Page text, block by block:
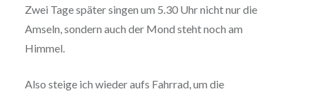
Zwei Tage später singen um 5.30 Uhr nicht nur die
Amseln, sondern auch der Mond steht noch am
Himmel.
Also steige ich wieder aufs Fahrrad, um die